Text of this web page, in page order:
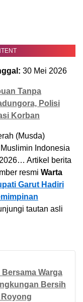
30 Mei 2026
Tanpa
Polisi
Korban
(Musda)
Indonesia
Artikel berita
resmi Warta
Garut Hadiri
tautan asli
Warga
Bersih